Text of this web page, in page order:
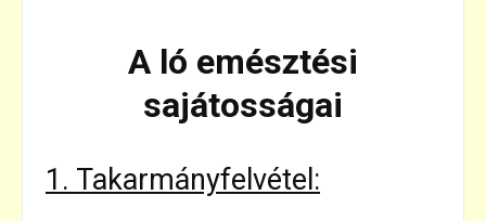
A ló emésztési
sajátosságai
1. Takarmányfelvétel: